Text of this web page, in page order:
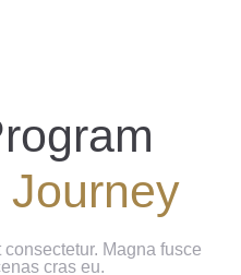
consectetur. Magna fusce
cras eu.